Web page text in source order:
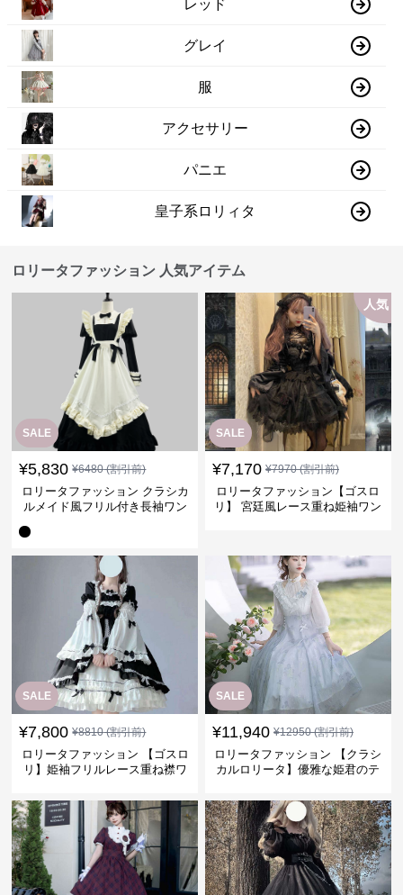
レッド
グレイ
服
アクセサリー
パニエ
皇子系ロリィタ
ロリータファッション 人気アイテム
SALE
¥5,830 ¥6480(割引前)
ロリータファッション クラシカ
ルメイド風フリル付き長袖ワン
SALE
人気
¥7,170 ¥7970(割引前)
ロリータファッション【ゴスロ
リ】 宮廷風レース重ね姫袖ワン
SALE
¥7,800 ¥8810(割引前)
ロリータファッション 【ゴスロ
リ】姫袖フリルレース重ね襟ワ
SALE
¥11,940 ¥12950(割引前)
ロリータファッション 【クラシ
カルロリータ】優雅な姫君のテ